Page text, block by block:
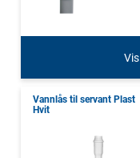
Vis
Vannlås til servant Plast
Hvit